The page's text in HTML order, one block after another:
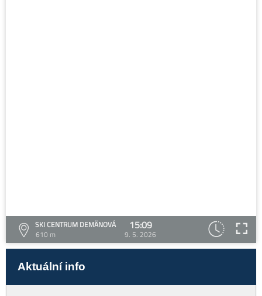
SKI CENTRUM DEMÄNOVÁ
610 m
15:09
9. 5. 2026
Aktuální info